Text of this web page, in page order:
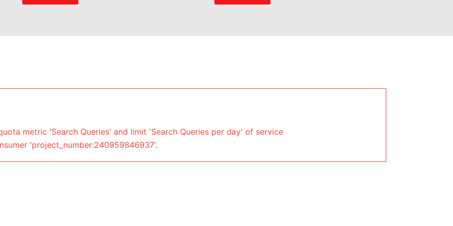
metric 'Search Queries' and limit 'Search Queries per day' of service
'project_number:240959846937'.